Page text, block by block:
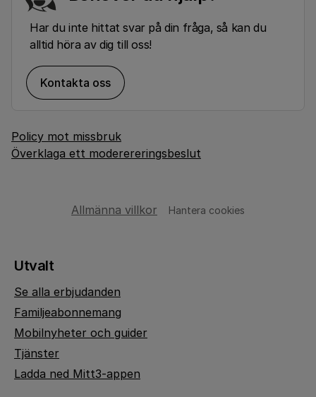
Har du inte hittat svar på din fråga, så kan du
alltid höra av dig till oss!
Kontakta oss
Policy mot missbruk
Överklaga ett moderereringsbeslut
Allmänna villkor Hantera cookies
Utvalt
Se alla erbjudanden
Familjeabonnemang
Mobilnyheter och guider
Tjänster
Ladda ned Mitt3-appen